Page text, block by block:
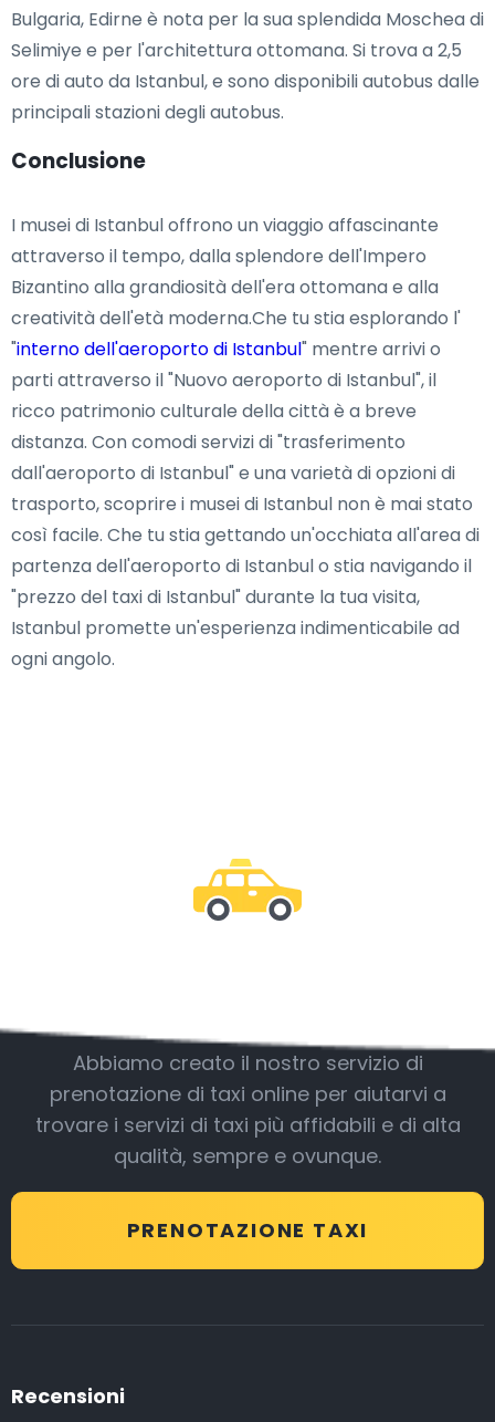
Bulgaria, Edirne è nota per la sua splendida Moschea di
Selimiye e per l'architettura ottomana. Si trova a 2,5
ore di auto da Istanbul, e sono disponibili autobus dalle
principali stazioni degli autobus.
Conclusione
I musei di Istanbul offrono un viaggio affascinante
attraverso il tempo, dalla splendore dell'Impero
Bizantino alla grandiosità dell'era ottomana e alla
creatività dell'età moderna.Che tu stia esplorando l'
"interno dell'aeroporto di Istanbul" mentre arrivi o
parti attraverso il "Nuovo aeroporto di Istanbul", il
ricco patrimonio culturale della città è a breve
distanza. Con comodi servizi di "trasferimento
dall'aeroporto di Istanbul" e una varietà di opzioni di
trasporto, scoprire i musei di Istanbul non è mai stato
così facile. Che tu stia gettando un'occhiata all'area di
partenza dell'aeroporto di Istanbul o stia navigando il
"prezzo del taxi di Istanbul" durante la tua visita,
Istanbul promette un'esperienza indimenticabile ad
ogni angolo.
Abbiamo creato il nostro servizio di
prenotazione di taxi online per aiutarvi a
trovare i servizi di taxi più affidabili e di alta
qualità, sempre e ovunque.
PRENOTAZIONE TAXI
Recensioni